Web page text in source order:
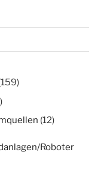
(12)
Roboter